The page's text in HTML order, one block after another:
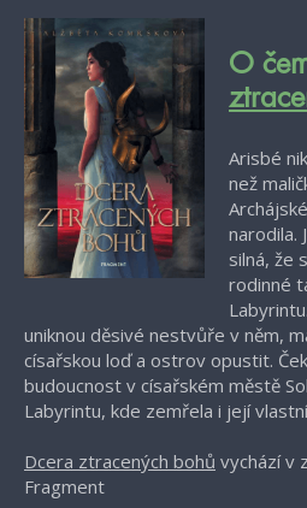
O
Arisbé
než
narodila.
silná, že
rodinné
uniknou děsivé nestvůře v něm,
císařskou loď a ostrov opustit.
budoucnost v císařském městě
Labyrintu, kde zemřela i její
Dcera ztracených bohů vychází v
Fragment